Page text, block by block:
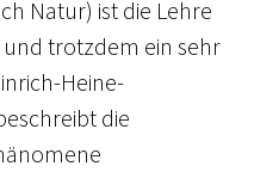
Natur) ist die Lehre
trotzdem ein sehr
Heine-
die